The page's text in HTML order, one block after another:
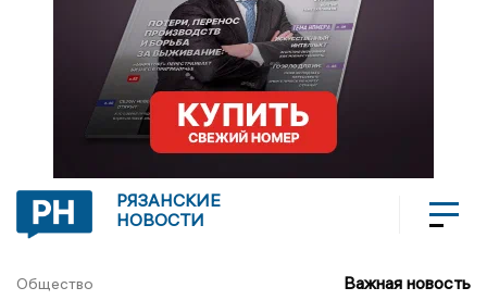
РЯЗАНСКИЕ
НОВОСТИ
Общество Важная новость